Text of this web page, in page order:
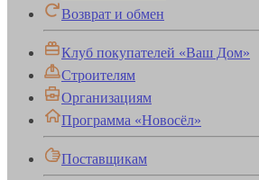
Возврат и обмен
Клуб покупателей «Ваш Дом»
Строителям
Организациям
Программа «Новосёл»
Поставщикам